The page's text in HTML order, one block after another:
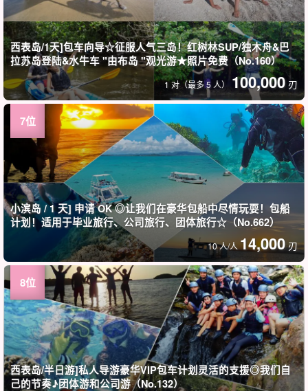
西表岛/1天]包车向导☆征服人气三岛！红树林SUP/独木舟&巴
拉苏岛登陆&水牛车 "由布岛 "观光游★照片免费（No.160）
1 对（最多 5 人） 100,000 刃
小滨岛 / 1 天] 申请 OK ◎让我们在豪华包船中尽情玩耍！包船
计划！适用于毕业旅行、公司旅行、团体旅行☆（No.662）
10 人/人 14,000 刃
西表岛/半日游]私人导游豪华VIP包车计划灵活的支援◎我们自
己的节奏♪团体游和公司游（No.132）